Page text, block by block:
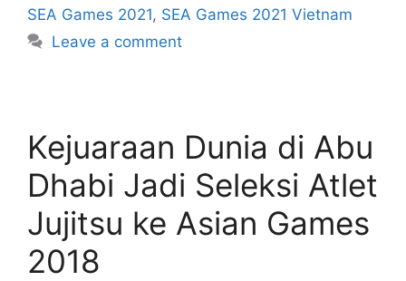
SEA Games 2021, SEA Games 2021 Vietnam
Leave a comment
Kejuaraan Dunia di Abu
Dhabi Jadi Seleksi Atlet
Jujitsu ke Asian Games
2018